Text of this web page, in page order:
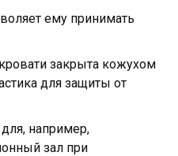
ему принимать
закрыта кожухом
для защиты от
например,
зал при